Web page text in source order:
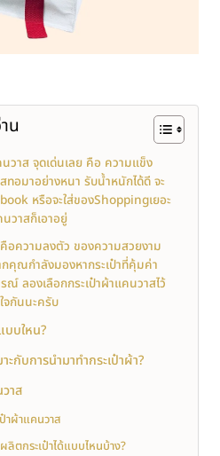
น
วาส จุดเด่นเลย คือ ความแข็ง
อมาอย่างหนา รับน้ำหนักได้ดี จะ
หรือจะใส่ของShoppingเยอะ
วาสก็เอาอยู่
อความลงตัว ของความสวยงาม
กคุณกำลังมองหากระเป๋าที่คุ้มค่า
ณ์ ลองเลือกกระเป๋าผ้าแคนวาสไว้
จกันนะครับ
บบใหน?
กับการนำมาทำกระเป๋าผ้า?
าส
ผ้าแคนวาส
ลิตกระเป๋าได้แบบไหนบ้าง?